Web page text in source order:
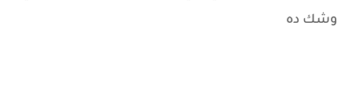
وشك ده